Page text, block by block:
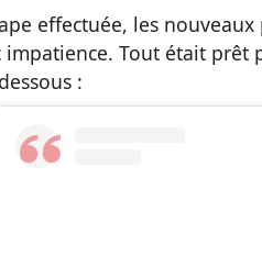
effectuée, les
impatience. Tout était
: